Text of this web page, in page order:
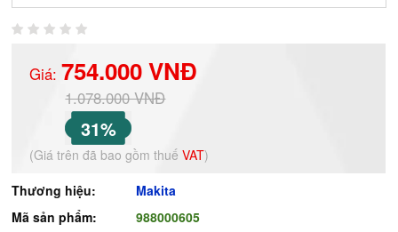
Giá:754.000 VNĐ
1.078.000 VNĐ
31%
(Giá trên đã bao gồm thuếVAT)
Thương hiệu:
Makita
Mã sản phẩm:
988000605